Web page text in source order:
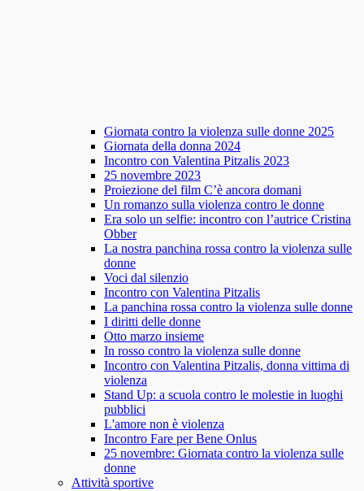
Giornata contro la violenza sulle donne 2025
Giornata della donna 2024
Incontro con Valentina Pitzalis 2023
25 novembre 2023
Proiezione del film C’è ancora domani
Un romanzo sulla violenza contro le donne
Era solo un selfie: incontro con l’autrice Cristina
Obber
La nostra panchina rossa contro la violenza sulle
donne
Voci dal silenzio
Incontro con Valentina Pitzalis
La panchina rossa contro la violenza sulle donne
I diritti delle donne
Otto marzo insieme
In rosso contro la violenza sulle donne
Incontro con Valentina Pitzalis, donna vittima di
violenza
Stand Up: a scuola contro le molestie in luoghi
pubblici
L'amore non è violenza
Incontro Fare per Bene Onlus
25 novembre: Giornata contro la violenza sulle
donne
Attività sportive